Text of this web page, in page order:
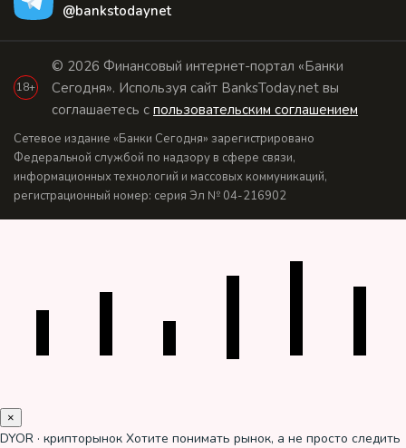
@bankstodaynet
18+
© 2026 Финансовый интернет-портал «Банки
Сегодня». Используя сайт BanksToday.net вы
соглашаетесь с пользовательским соглашением
Сетевое издание «Банки Сегодня» зарегистрировано
Федеральной службой по надзору в сфере связи,
информационных технологий и массовых коммуникаций,
регистрационный номер: серия Эл № 04-216902
×
DYOR · крипторынок Хотите понимать рынок, а не просто следить